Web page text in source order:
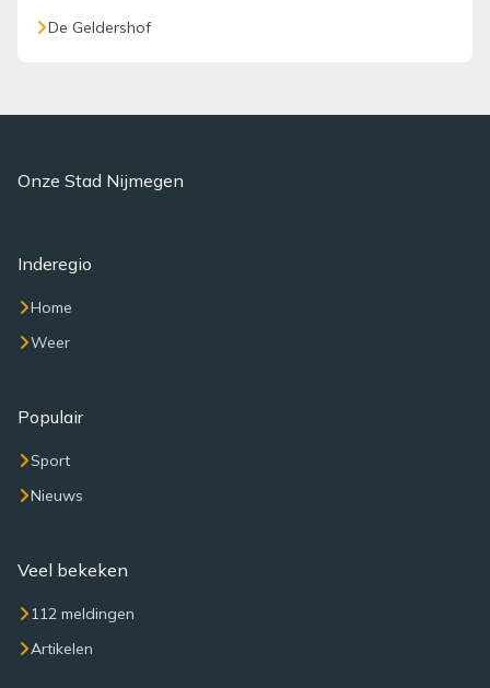
De Geldershof
Onze Stad Nijmegen
Inderegio
Home
Weer
Populair
Sport
Nieuws
Veel bekeken
112 meldingen
Artikelen